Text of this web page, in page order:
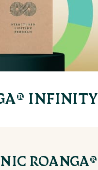
INFINITY
ROANGA®